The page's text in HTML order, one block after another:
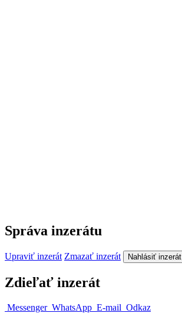
Správa inzerátu
Upraviť inzerát Zmazať inzerát Nahlásiť inzerát
Zdieľať inzerát
Messenger WhatsApp E-mail Odkaz